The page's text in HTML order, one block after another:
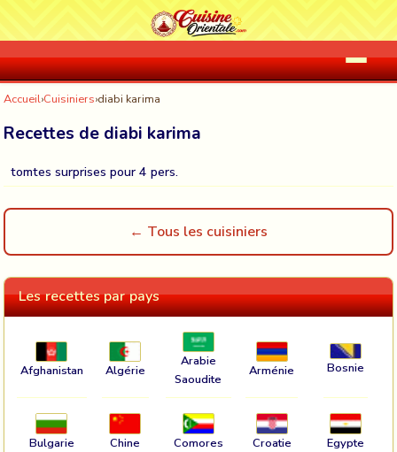
Accueil›Cuisiniers›diabi karima
Recettes de diabi karima
tomtes surprises pour 4 pers.
← Tous les cuisiniers
Les recettes par pays
Afghanistan Algérie
Arabie
Saoudite
Arménie Bosnie
Bulgarie Chine Comores Croatie Egypte